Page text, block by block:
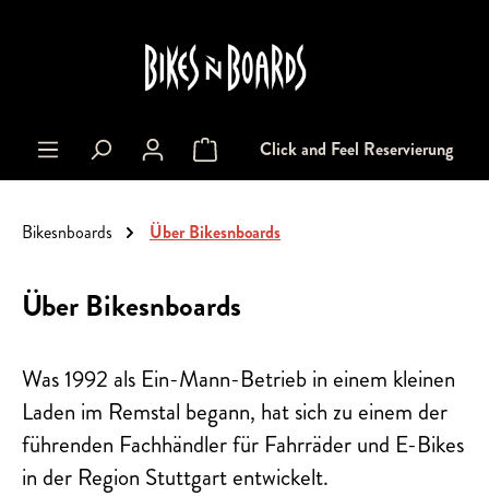
Warenkorb enthält 0 Positionen. Der
Click and Feel Reservierung
Bikesnboards Über Bikesnboards
Über Bikesnboards
Was 1992 als Ein-Mann-Betrieb in einem kleinen
Laden im Remstal begann, hat sich zu einem der
führenden Fachhändler für Fahrräder und E-Bikes
in der Region Stuttgart entwickelt.